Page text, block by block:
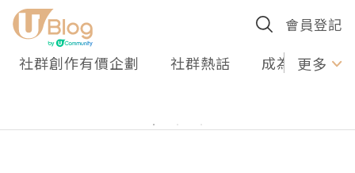
會員登記
社群創作有價企劃 社群熱話 成為U更多